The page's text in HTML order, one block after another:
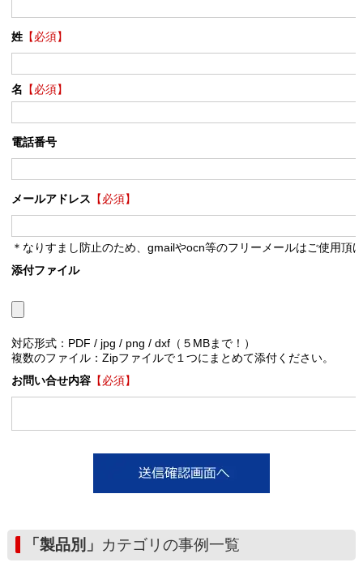
姓【必須】
名 【必須】
電話番号
メールアドレス 【必須】
＊なりすまし防止のため、gmailやocn等のフリーメールはご使用頂
添付ファイル
対応形式：PDF / jpg / png / dxf（５MBまで！）
複数のファイル：Zipファイルで１つにまとめて添付ください。
お問い合せ内容【必須】
「製品別」 カテゴリの事例一覧